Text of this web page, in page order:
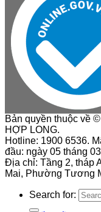
Bản quyền thuộc về
HỢP LONG.
Hotline: 1900 6536.
đầu: ngày 05 tháng
Địa chỉ: Tầng 2, tháp
Mai, Phường Tương
Search for: